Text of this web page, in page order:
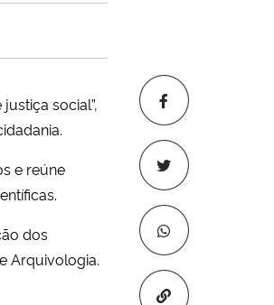
Copiar para
social”,
e reúne
dos
Arquivologia.